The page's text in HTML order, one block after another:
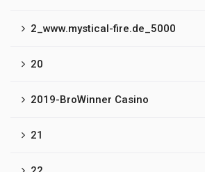
2_www.mystical-fire.de_5000
20
2019-BroWinner Casino
21